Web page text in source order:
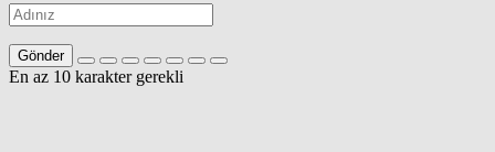
Gönder
En az 10 karakter gerekli